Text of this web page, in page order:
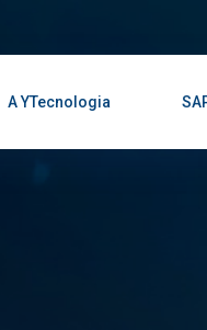
A YTecnologia